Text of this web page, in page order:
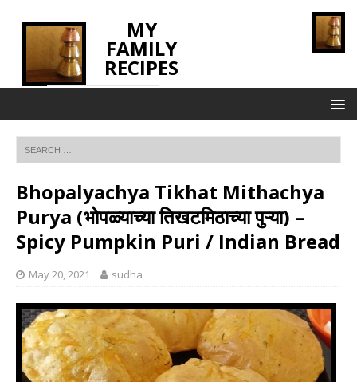
MY
FAMILY
RECIPES
Bhopalyachya Tikhat Mithachya
Purya (भोपळ्याच्या तिखटमिठाच्या पुऱ्या) –
Spicy Pumpkin Puri / Indian Bread
May 20, 2021 sudha